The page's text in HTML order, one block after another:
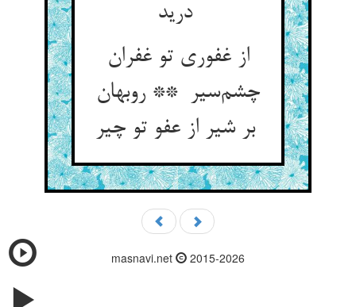
درید
از غفوری تو غفران
چشم‌سیر ** روبهان
بر شیر از عفو تو چیر
masnavi.net 2015-2026